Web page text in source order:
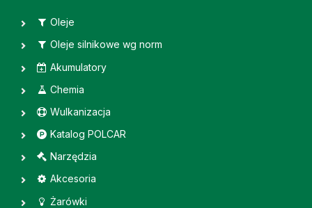
Oleje
Oleje silnikowe wg norm
Akumulatory
Chemia
Wulkanizacja
Katalog POLCAR
Narzędzia
Akcesoria
Żarówki